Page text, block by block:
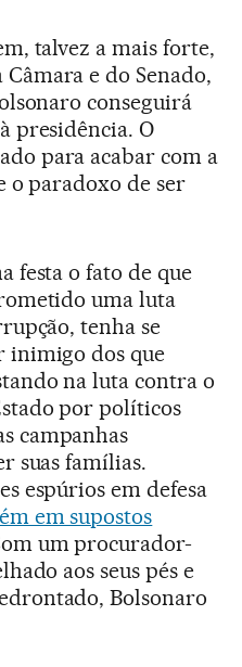
talvez a mais forte,
e do Senado,
conseguirá
presidência. O
para acabar com a
o paradoxo de ser
festa o fato de que
uma luta
tenha se
inimigo dos que
na luta contra o
por políticos
campanhas
suas famílias.
espúrios em defesa
em supostos
um procurador-
aos seus pés e
Bolsonaro